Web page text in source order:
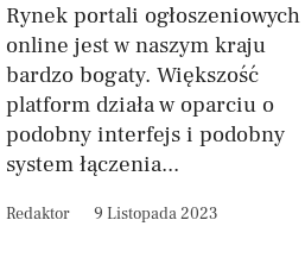
Rynek portali ogłoszeniowych
online jest w naszym kraju
bardzo bogaty. Większość
platform działa w oparciu o
podobny interfejs i podobny
system łączenia...
Redaktor 9 Listopada 2023